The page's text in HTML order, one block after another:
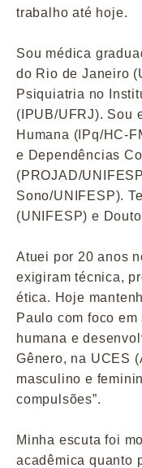
trabalho até hoje.
Sou médica
do Rio de Janeiro
Psiquiatria no
(IPUB/UFRJ). Sou
Humana (IPq/HC-
e Dependências
(PROJAD/
Sono/UNIFESP).
(UNIFESP) e
Atuei por 20 anos
exigiram técnica,
ética. Hoje
Paulo com foco
humana e
Gênero, na UCES
masculino e
compulsões”.
Minha escuta foi
acadêmica quanto